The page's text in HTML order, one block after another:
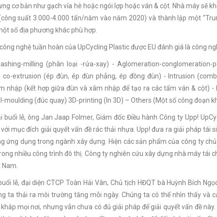
cơ bản như gạch vỉa hè hoặc ngói lợp hoặc ván & cột. Nhà máy sẽ
suất 3.000-4.000 tấn/năm vào năm 2020) và thành lập một
số địa phương khác phù hợp.
nghệ tuần hoàn của UpCycling Plastic được EU đánh giá là công
milling (phân loại -rửa-xay) - Aglomeration-
co-extrusion (ép đùn, ép đùn phẳng, ép đồng đùn) - Intrusion
nhập (kết hợp giữa đùn và xâm nhập để tạo ra các tấm ván & cột)
moulding (đúc quay) 3D-printing (In 3D) – Others (Một số công đoạn
buổi lễ, ông Jan Jaap Folmer, Giám đốc Điều hành Công ty Upp!
mục đích giải quyết vấn đề rác thải nhựa. Upp! đưa ra giải pháp tái
ứng dụng trong ngành xây dựng. Hiện các sản phẩm của công ty
nhiều công trình đô thị. Công ty nghiên cứu xây dựng nhà máy tái
lễ, đại diện CTCP Toàn Hải Vân, Chủ tịch HĐQT bà Huỳnh Bích
ta thải ra môi trường tăng mỗi ngày. Chúng ta có thể nhìn thấy và
mọi nơi, nhưng vẫn chưa có đủ giải pháp để giải quyết vấn đề